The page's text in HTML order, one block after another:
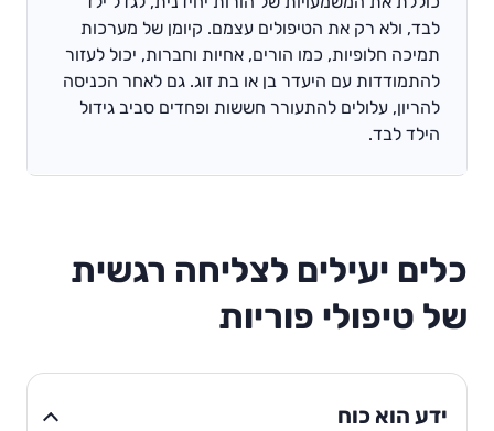
לבד, ולא רק את הטיפולים עצמם. קיומן של מערכות
תמיכה חלופיות, כמו הורים, אחיות וחברות, יכול לעזור
להתמודדות עם היעדר בן או בת זוג. גם לאחר הכניסה
להריון, עלולים להתעורר חששות ופחדים סביב גידול
הילד לבד.
כלים יעילים לצליחה רגשית
של טיפולי פוריות
ידע הוא כוח